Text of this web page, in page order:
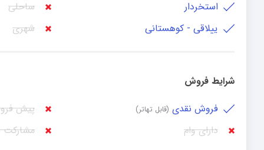
استخردار
ساحلی
ییلاقی - کوهستانی
شهری
شرایط فروش
فروش نقدی (قابل تهاتر) پیش
دارای وام